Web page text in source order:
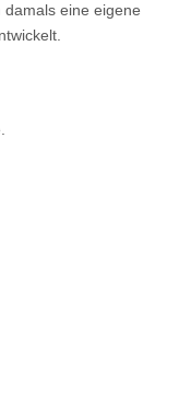
eine eigene